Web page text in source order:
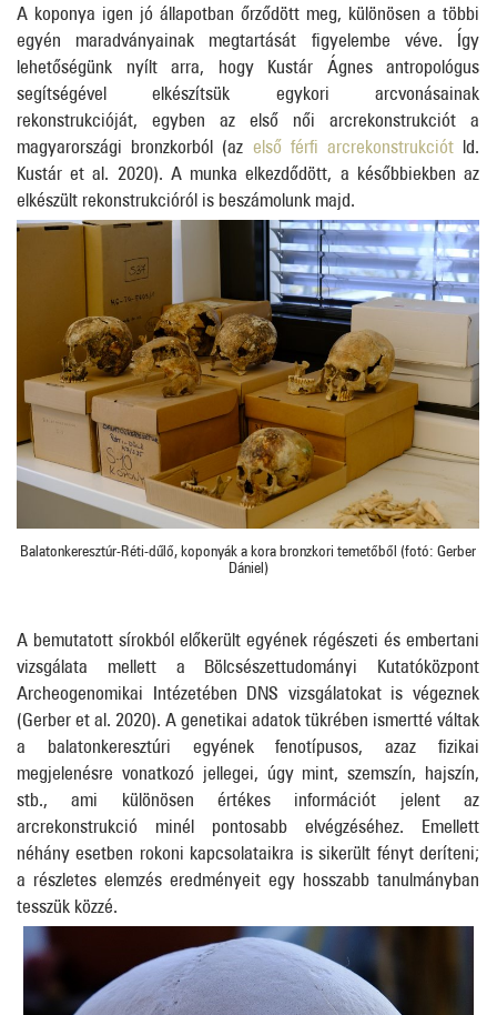
A koponya igen jó állapotban őrződött meg, különösen a többi
egyén maradványainak megtartását figyelembe véve. Így
lehetőségünk nyílt arra, hogy Kustár Ágnes antropológus
segítségével elkészítsük egykori arcvonásainak
rekonstrukcióját, egyben az első női arcrekonstrukciót a
magyarországi bronzkorból (az
első férfi arcrekonstrukciótld.
Kustár et al. 2020). A munka elkezdődött, a későbbiekben az
elkészült rekonstrukcióról is beszámolunk majd.
Balatonkeresztúr-Réti-dűlő, koponyák a kora bronzkori temetőből (fotó: Gerber
Dániel)
A bemutatott sírokból előkerült egyének régészeti és embertani
vizsgálata mellett a Bölcsészettudományi Kutatóközpont
Archeogenomikai Intézetében DNS vizsgálatokat is végeznek
(Gerber et al. 2020). A genetikai adatok tükrében ismertté váltak
a balatonkeresztúri egyének fenotípusos, azaz fizikai
megjelenésre vonatkozó jellegei, úgy mint, szemszín, hajszín,
stb., ami különösen értékes információt jelent az
arcrekonstrukció minél pontosabb elvégzéséhez. Emellett
néhány esetben rokoni kapcsolataikra is sikerült fényt deríteni;
a részletes elemzés eredményeit egy hosszabb tanulmányban
tesszük közzé.